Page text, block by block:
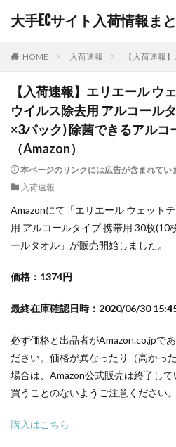
大手ECサイト入荷情報ま
HOME 入荷速報 【入荷速報
【入荷速報】エリエール ウ
ウイルス除去用 アルコール
×3パック) 除菌できるアルコ
（Amazon）
本ページのリンクには広告が含まれてい
入荷速報
Amazonにて「エリエール ウェット
用 アルコールタイプ 携帯用 30枚(10
ールタオル」が販売開始しました。
価格：1374円
最終在庫確認日時：2020/06/30
必ず価格と出品者がAmazon.co.jpで
ださい。価格が異なったり（高かっ
場合は、Amazon公式販売は終了し
買うことのないようご注意ください。
購入はこちら